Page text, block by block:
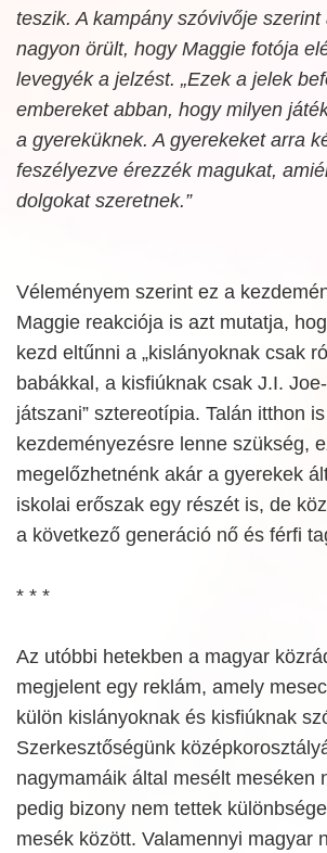
teszik. A kampány szóvivője szerint
nagyon örült, hogy Maggie fotója
levegyék a jelzést. „Ezek a jelek
embereket abban, hogy milyen
a gyereküknek. A gyerekeket arra
feszélyezve érezzék magukat,
dolgokat szeretnek.”
Véleményem szerint ez a
Maggie reakciója is azt mutatja,
kezd eltűnni a „kislányoknak csak
babákkal, a kisfiúknak csak J.I.
játszani” sztereotípia. Talán itthon
kezdeményezésre lenne szükség,
megelőzhetnénk akár a gyerekek
iskolai erőszak egy részét is, de
a következő generáció nő és férfi
* * *
Az utóbbi hetekben a magyar
megjelent egy reklám, amely
külön kislányoknak és kisfiúknak
Szerkesztőségünk
nagymamáik által mesélt meséken
pedig bizony nem tettek
mesék között. Valamennyi magyar